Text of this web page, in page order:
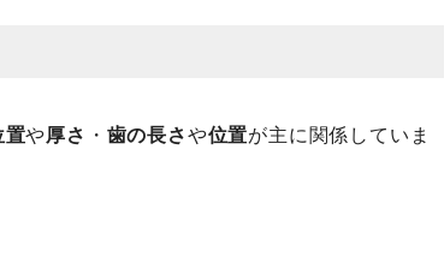
置や厚さ ・ 歯の長さや位置が主に関係していま